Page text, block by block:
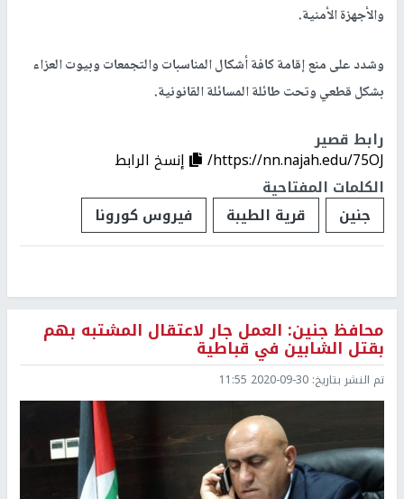
والأجهزة الأمنية.
وشدد على منع إقامة كافة أشكال المناسبات والتجمعات وبيوت العزاء
بشكل قطعي وتحت طائلة المسائلة القانونية.
رابط قصير
https://nn.najah.edu/75OJ/
إنسخ الرابط
الكلمات المفتاحية
جنين
قرية الطيبة فيروس كورونا
محافظ جنين: العمل جار لاعتقال المشتبه بهم
بقتل الشابين في قباطية
تم النشر بتاريخ: 2020-09-30 11:55